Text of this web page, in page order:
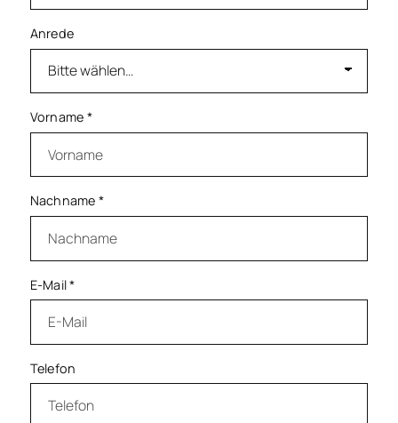
Anrede
Vorname *
Nachname *
E-Mail*
Telefon